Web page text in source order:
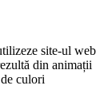
site-ul web
din animații
culori